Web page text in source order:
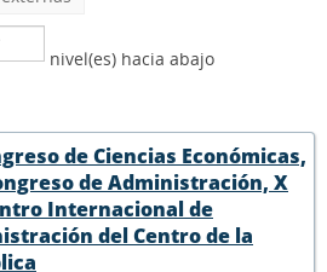
nivel(es) hacia abajo
de Ciencias Económicas,
de Administración, X
Internacional de
del Centro de la